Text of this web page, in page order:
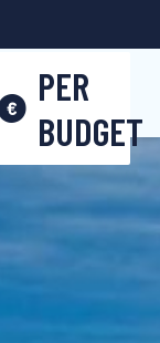
PER
BUDGET